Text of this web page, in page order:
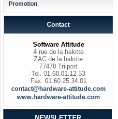
Promotion
Contact
Software Attitude
4 rue de la halotte
ZAC de la halotte
77470 Trilport
Tel. 01.60.01.12.53
Fax. 01.60.25.34.01
contact@hardware-attitude.com
www.hardware-attitude.com